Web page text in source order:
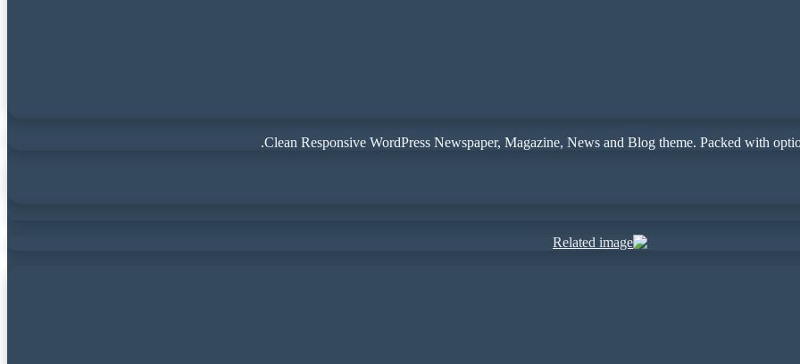
Clean Responsive WordPress Newspaper, Magazine, News and Blog theme. Packed with